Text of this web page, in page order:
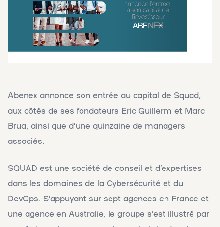
Abenex annonce son entrée au capital de Squad,
aux côtés de ses fondateurs Eric Guillerm et Marc
Brua, ainsi que d’une quinzaine de managers
associés.
SQUAD est une société de conseil et d’expertises
dans les domaines de la Cybersécurité et du
DevOps. S’appuyant sur sept agences en France et
une agence en Australie, le groupe s’est illustré par